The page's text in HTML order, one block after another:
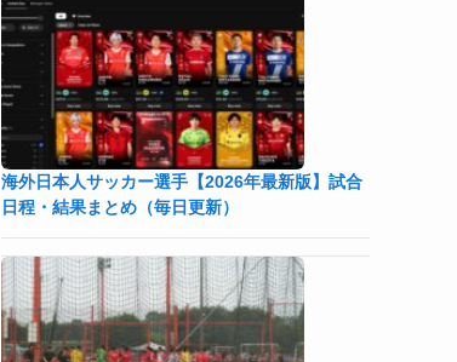
海外日本人サッカー選手【2026年最新版】試合
日程・結果まとめ（毎日更新）